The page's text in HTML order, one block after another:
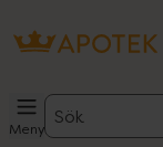
Meny
Sök